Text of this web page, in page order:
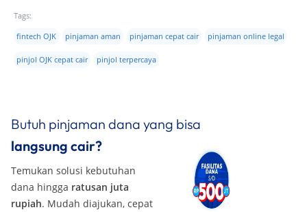
Tags:
fintech OJK
pinjaman aman pinjaman cepat cair pinjaman online legal
pinjol OJK cepat cair pinjol terpercaya
Butuh pinjaman dana yang bisa
langsung cair?
Temukan solusi kebutuhan
dana hingga ratusan juta
rupiah. Mudah diajukan, cepat